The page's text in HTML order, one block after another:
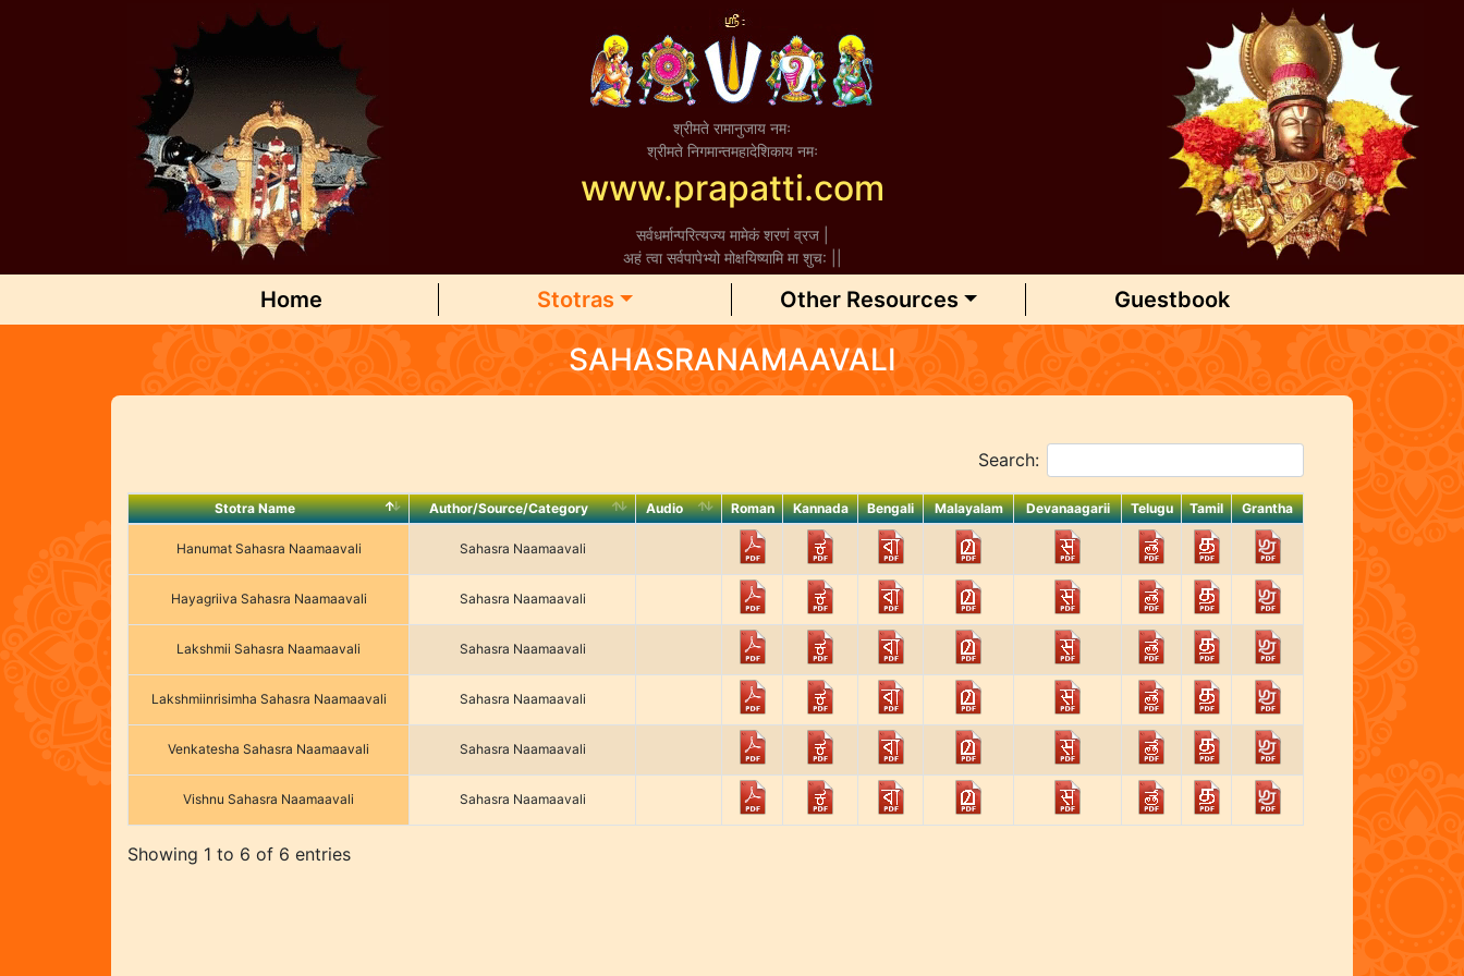
श्रीमते रामानुजाय नमः
श्रीमते निगमान्तमहादेशिकाय नमः
www.prapatti.com
सर्वधर्मान्परित्यज्य मामेकं शरणं व्रज |
अहं त्वा सर्वपापेभ्यो मोक्षयिष्यामि मा शुच: ||
Home Stotras Other Resources Guestbook
SAHASRANAMAAVALI
Search:
Stotra Name Author/Source/Category Audio Roman Kannada Bengali Malayalam Devanaagarii Telugu Tamil
Grantha
Roman Kannada Bengali Malayalam Devanaagarii Telugu Tamil
Grantha
Hanumat Sahasra Naamaavali
Sahasra Naamaavali
Hayagriiva Sahasra Naamaavali Sahasra Naamaavali
Lakshmii Sahasra Naamaavali Sahasra Naamaavali
Lakshmiinrisimha Sahasra Naamaavali Sahasra Naamaavali
Venkatesha Sahasra Naamaavali Sahasra Naamaavali
Vishnu Sahasra Naamaavali Sahasra Naamaavali
Showing 1 to 6 of 6 entries